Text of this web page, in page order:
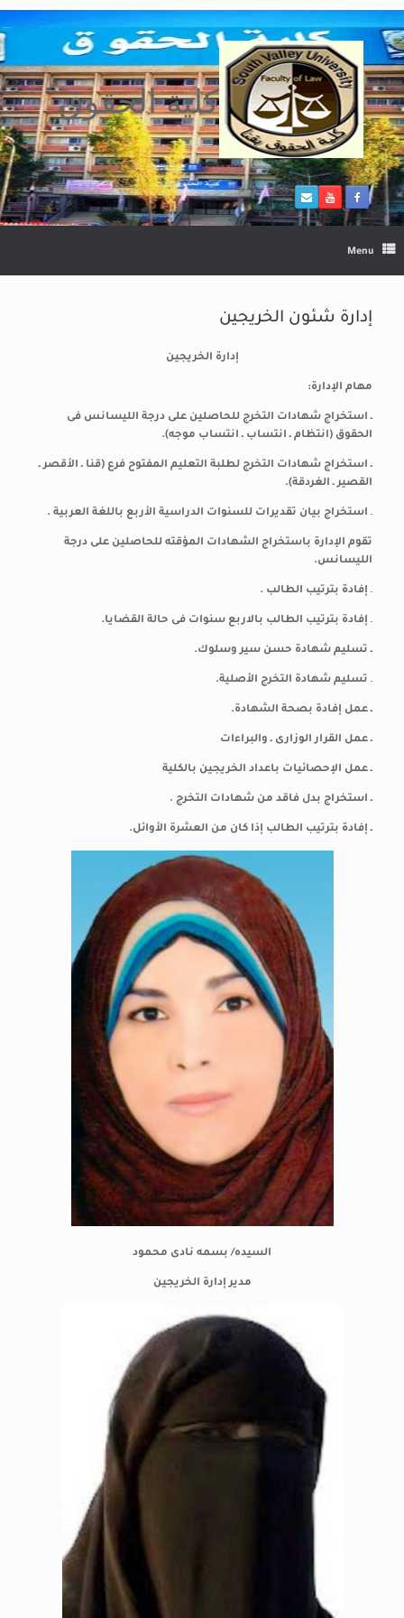
Skip
to
content
كلية الحقوق
Menu
إدارة شئون الخريجين
إدارة الخريجين
مهام الإدارة:
ـ استخراج شهادات التخرج للحاصلين على درجة الليسانس فى
الحقوق (انتظام ـ انتساب ـ انتساب موجه).
ـ استخراج شهادات التخرج لطلبة التعليم المفتوح فرع (قنا ـ الأقصر ـ
القصير ـ الغردقة).
ـ استخراج بيان تقديرات للسنوات الدراسية الأربع باللغة العربية .
تقوم الإدارة باستخراج الشهادات المؤقته للحاصلين على درجة
الليسانس.
ـ إفادة بترتيب الطالب .
ـ إفادة بترتيب الطالب بالاربع سنوات فى حالة القضايا.
ـ تسليم شهادة حسن سير وسلوك.
ـ تسليم شهادة التخرج الأصلية.
ـ عمل إفادة بصحة الشهادة.
ـ عمل القرار الوزارى ـ والبراءات
ـ عمل الإحصائيات باعداد الخريجين بالكلية
ـ استخراج بدل فاقد من شهادات التخرج .
ـ إفادة بترتيب الطالب إذا كان من العشرة الأوائل.
السيده/ بسمه نادى محمود
مدير إدارة الخريجين